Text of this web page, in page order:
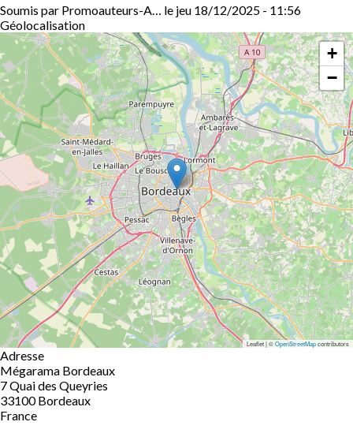
Soumis par Promoauteurs-A… le jeu 18/12/2025 - 11:56
Géolocalisation
+
−
Leaflet | ©OpenStreetMapcontributors
Adresse
Mégarama Bordeaux
7 Quai des Queyries
33100 Bordeaux
France